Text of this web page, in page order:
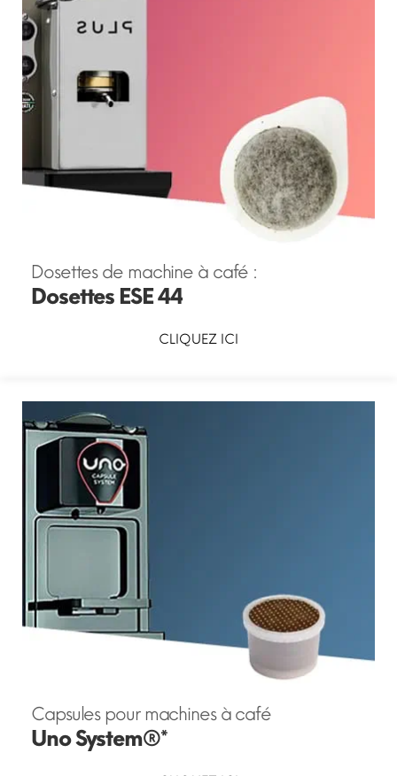
Dosettes de machine à café :
Dosettes ESE 44
CLIQUEZ ICI
Capsules pour machines à café
Uno System®*